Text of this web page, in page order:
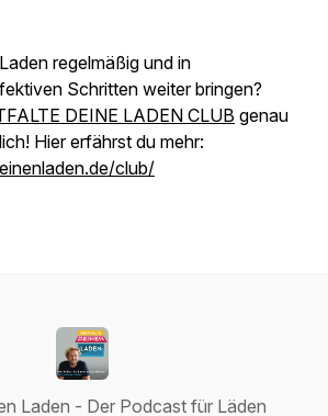
regelmäßig und in
Schritten weiter bringen?
DEINE LADEN CLUB genau
Hier erfährst du mehr:
club/
Laden - Der Podcast für Läden